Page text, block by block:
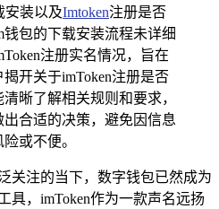
安装以及Imtoken注册是否
包的下载安装流程未详细
注册实名情况，旨在
开关于imToken注册是否
晰了解相关规则和要求，
合适的决策，避免因信息
或不便。
关注的当下，数字钱包已然成为
具，imToken作为一款声名远扬